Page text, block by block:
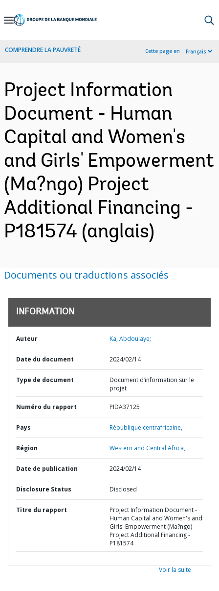
Skip
Navigation
COMPRENDRE LA PAUVRETÉ Cette page en : Français
Project Information
Document - Human
Capital and Women's
and Girls' Empowerment
(Ma?ngo) Project
Additional Financing -
P181574 (anglais)
Documents ou traductions associés
INFORMATION
Auteur Ka, Abdoulaye;
Date du document 2024/02/14
Type de document
Document d’information sur le
projet
Numéro du rapport PIDA37125
Pays République centrafricaine,
Région Western and Central Africa,
Date de publication 2024/02/14
Disclosure Status Disclosed
Titre du rapport
Project Information Document -
Human Capital and Women's and
Girls' Empowerment (Ma?ngo)
Project Additional Financing -
P181574
Voir la suite